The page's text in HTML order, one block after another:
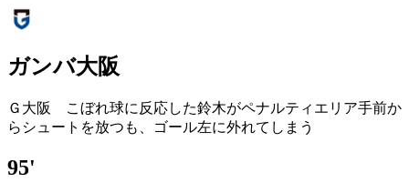
ガンバ大阪
Ｇ大阪 こぼれ球に反応した鈴木がペナルティエリア手前か
らシュートを放つも、ゴール左に外れてしまう
95'